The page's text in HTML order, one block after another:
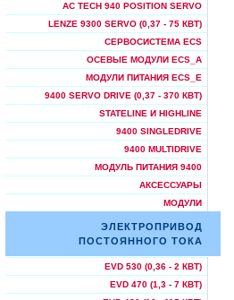
AC TECH 940 POSITION SERVO
LENZE 9300 SERVO (0,37 - 75 КВТ)
СЕРВОСИСТЕМА ECS
ОСЕВЫЕ МОДУЛИ ECS_A
МОДУЛИ ПИТАНИЯ ECS_E
9400 SERVO DRIVE (0,37 - 370 КВТ)
STATELINE И HIGHLINE
9400 SINGLEDRIVE
9400 MULTIDRIVE
МОДУЛЬ ПИТАНИЯ 9400
АКСЕССУАРЫ
МОДУЛИ
ЭЛЕКТРОПРИВОД
ПОСТОЯННОГО ТОКА
EVD 530 (0,36 - 2 КВТ)
EVD 470 (1,3 - 7 КВТ)